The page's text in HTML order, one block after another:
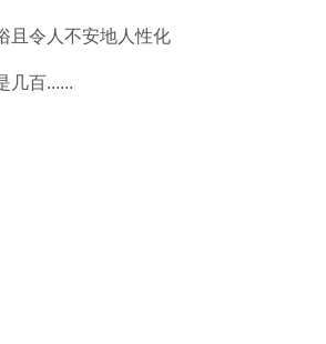
令人不安地人性化
几百......